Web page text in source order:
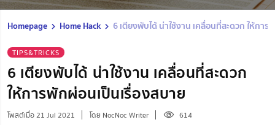
Homepage Home Hack 6 เตียงพับได้ น่าใช้งาน เคลื่อนที่สะดวก ให้กา
TIPS&TRICKS
6 เตียงพับได้ น่าใช้งาน เคลื่อนที่สะดวก
ให้การพักผ่อนเป็นเรื่องสบาย
โพสต์เมื่อ 21 Jul 2021 โดย NocNoc Writer 614